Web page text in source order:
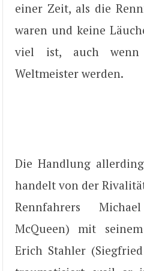
einer Zeit, als die
waren und keine
viel ist, auch
Weltmeister werden.
Die Handlung
handelt von der
Rennfahrers
McQueen) mit
Erich Stahler